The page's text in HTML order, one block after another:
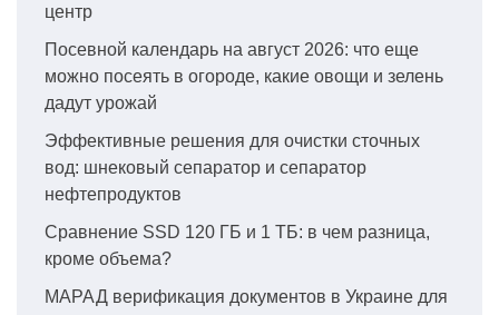
центр
Посевной календарь на август 2026: что еще
можно посеять в огороде, какие овощи и зелень
дадут урожай
Эффективные решения для очистки сточных
вод: шнековый сепаратор и сепаратор
нефтепродуктов
Сравнение SSD 120 ГБ и 1 ТБ: в чем разница,
кроме объема?
МАРАД верификация документов в Украине для